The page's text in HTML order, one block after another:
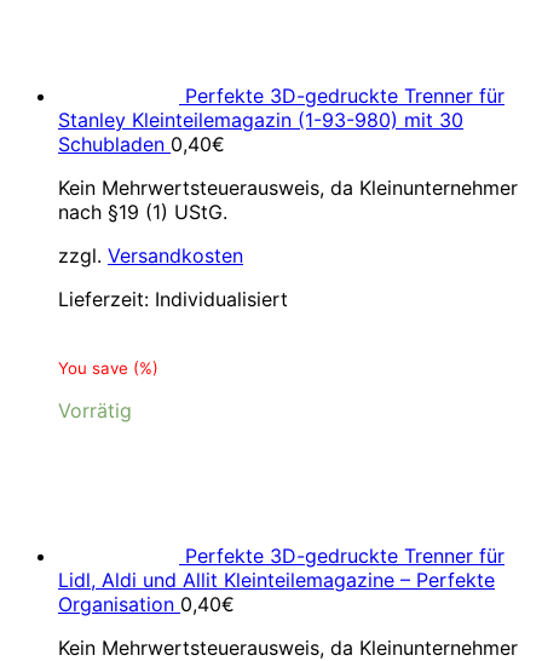
Perfekte 3D-gedruckte Trenner für
Stanley Kleinteilemagazin (1-93-980) mit 30
Schubladen 0,40€
Kein Mehrwertsteuerausweis, da Kleinunternehmer
nach §19 (1) UStG.
zzgl. Versandkosten
Lieferzeit: Individualisiert
You save (%)
Vorrätig
Perfekte 3D-gedruckte Trenner für
Lidl, Aldi und Allit Kleinteilemagazine – Perfekte
Organisation 0,40€
Kein Mehrwertsteuerausweis, da Kleinunternehmer